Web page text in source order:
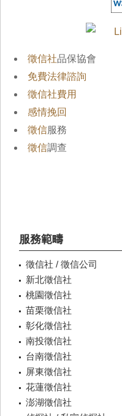
徵信社品保協會
免費法律諮詢
徵信社費用
感情挽回
徵信服務
徵信調查
服務範疇
徵信社 / 徵信公司
新北徵信社
桃園徵信社
苗栗徵信社
彰化徵信社
南投徵信社
台南徵信社
屏東徵信社
花蓮徵信社
澎湖徵信社